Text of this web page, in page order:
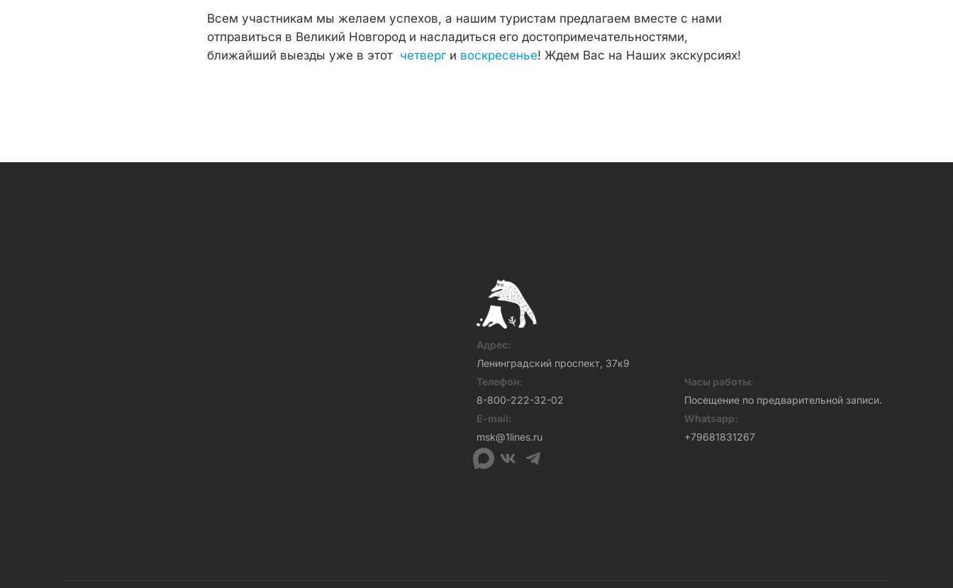
Всем участникам мы желаем успехов, а нашим туристам предлагаем вместе с нами
отправиться в Великий Новгород и насладиться его достопримечательностями,
ближайший выезды уже в этот четверг и воскресенье! Ждем Вас на Наших экскурсиях!
Адрес:
Ленинградский проспект, 37к9
Телефон:
8-800-222-32-02
Часы работы:
Посещение по предварительной записи.
E-mail:
msk@1lines.ru
Whatsapp:
+79681831267